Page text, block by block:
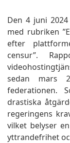
Den 4 juni
med rubriken
efter
censur”.
sedan mars
federationen.
drastiska
regeringens
vilket belyser
yttrandefrihet